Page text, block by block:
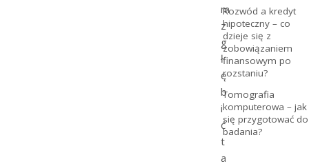
m
z
g
ł
ę
b
i
ć
t
a
Rozwód a kredyt
hipoteczny – co
dzieje się z
zobowiązaniem
finansowym po
rozstaniu?
Tomografia
komputerowa – jak
się przygotować do
badania?